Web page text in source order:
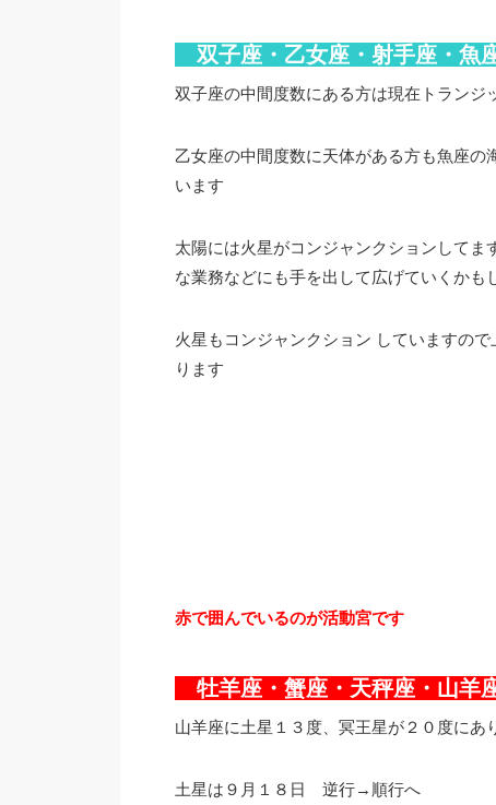
双子座・乙女座・射手座・魚
双子座の中間度数にある方は現在トラン
乙女座の中間度数に天体がある方も魚座
います
太陽には火星がコンジャンクションしてま
な業務などにも手を出して広げていくかも
火星もコンジャンクション していますの
ります
赤で囲んでいるのが活動宮です
牡羊座・蟹座・天秤座・山羊
山羊座に土星１３度、冥王星が２０度にあ
土星は９月１８日 逆行→順行へ